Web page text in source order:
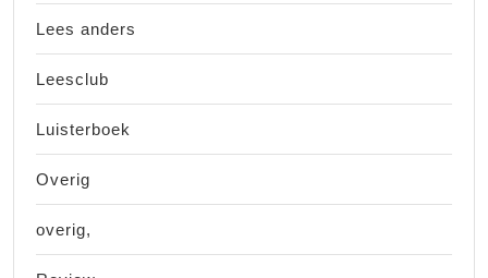
Lees anders
Leesclub
Luisterboek
Overig
overig,